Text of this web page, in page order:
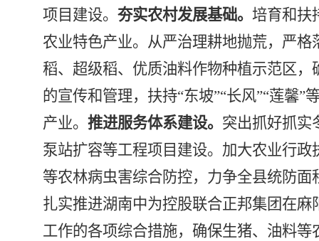
项目建设。 夯实农村发展基础。 培育和扶
农业特色产业。从严治理耕地抛荒，严
稻、超级稻、优质油料作物种植示范区，
的宣传和管理，扶持“东坡”“长风”“莲馨”
产业。 推进服务体系建设。 突出抓好抓实
泵站扩容等工程项目建设。加大农业行
等农林病虫害综合防控，力争全县统防面
扎实推进湖南中为控股联合正邦集团在
工作的各项综合措施，确保生猪、油料等